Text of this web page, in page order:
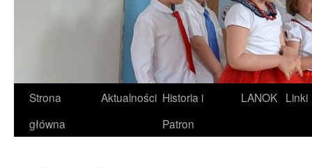
Strona
główna
Aktualności Historia i
Patron
LANOK Linki